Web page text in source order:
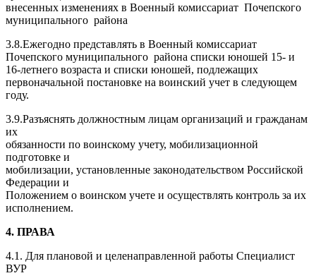
внесенных изменениях в Военный комиссариат Почепского
муниципального района
3.8.Ежегодно представлять в Военный комиссариат
Почепского муниципального района списки юношей 15- и
16-летнего возраста и списки юношей, подлежащих
первоначальной постановке на воинский учет в следующем
году.
3.9.Разъяснять должностным лицам организаций и гражданам
их
обязанности по воинскому учету, мобилизационной
подготовке и
мобилизации, установленные законодательством Российской
Федерации и
Положением о воинском учете и осуществлять контроль за их
исполнением.
4. ПРАВА
4.1. Для плановой и целенаправленной работы Специалист
ВУР